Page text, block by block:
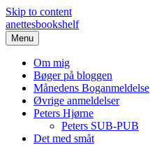
Skip to content
anettesbookshelf
Menu
Om mig
Bøger på bloggen
Månedens Boganmeldelse
Øvrige anmeldelser
Peters Hjørne
Peters SUB-PUB
Det med småt